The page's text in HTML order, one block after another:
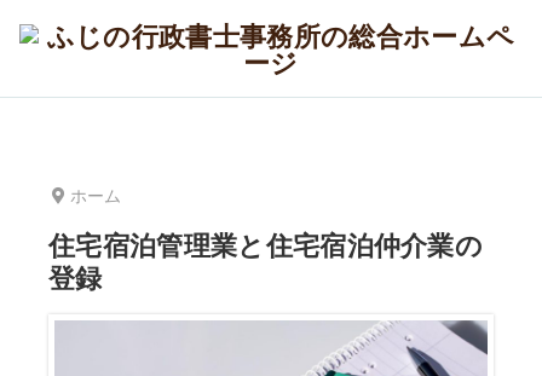
ホーム
住宅宿泊管理業と住宅宿泊仲介業の
登録